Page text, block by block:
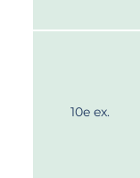
10e ex.